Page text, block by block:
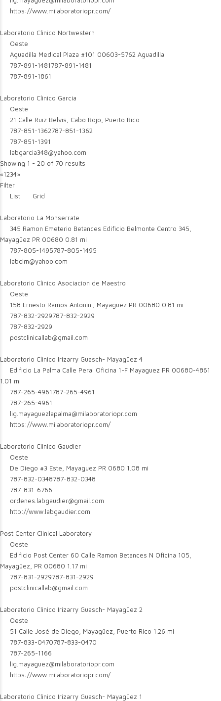
https://www.milaboratoriopr.com/
Laboratorio Clinico Nortwestern
Oeste
Aguadilla Medical Plaza #101 00603-5762 Aguadilla
787-891-1481787-891-1481
787-891-1861
Laboratorio Clinico Garcia
Oeste
21 Calle Ruiz Belvis, Cabo Rojo, Puerto Rico
787-851-1362787-851-1362
787-851-1391
labgarcia348@yahoo.com
Showing 1 - 20 of 70 results
«1234»
Filter
List
Grid
Laboratorio La Monserrate
345 Ramon Emeterio Betances Edificio Belmonte Centro 345,
Mayagüez PR 00680 0.81 mi
787-805-1495787-805-1495
labclm@yahoo.com
Laboratorio Clinico Asociacion de Maestro
Oeste
158 Ernesto Ramos Antonini, Mayaguez PR 00680 0.81 mi
787-832-2929787-832-2929
787-832-2929
postclinicallab@gmail.com
Laboratorio Clinico Irizarry Guasch- Mayagüez 4
Edificio La Palma Calle Peral Oficina 1-F Mayaguez PR 00680-4861
1.01 mi
787-265-4961787-265-4961
787-265-4961
lig.mayaguezlapalma@milaboratoriopr.com
https://www.milaboratoriopr.com/
Laboratorio Clinico Gaudier
Oeste
De Diego #3 Este, Mayaguez PR 0680 1.08 mi
787-832-0348787-832-0348
787-831-6766
ordenes.labgaudier@gmail.com
http://www.labgaudier.com
Post Center Clinical Laboratory
Oeste
Edificio Post Center 60 Calle Ramon Betances N Oficina 105,
Mayagüez, PR 00680 1.17 mi
787-831-2929787-831-2929
postclinicallab@gmail.com
Laboratorio Clinico Irizarry Guasch- Mayagüez 2
Oeste
51 Calle José de Diego, Mayagüez, Puerto Rico 1.26 mi
787-833-0470787-833-0470
787-265-1166
lig.mayaguez@milaboratoriopr.com
https://www.milaboratoriopr.com/
Laboratorio Clinico Irizarry Guasch- Mayagüez 1